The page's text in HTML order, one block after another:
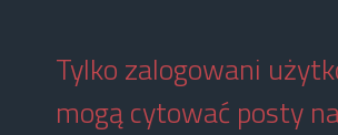
Tylko zalogowani
mogą cytować posty